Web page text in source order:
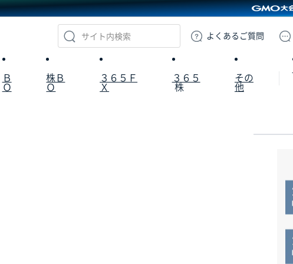
GMOクリック証券
よくある ご質問
Ｂ
Ｏ
株Ｂ
Ｏ
３６５Ｆ
Ｘ
３６５
株
その
他